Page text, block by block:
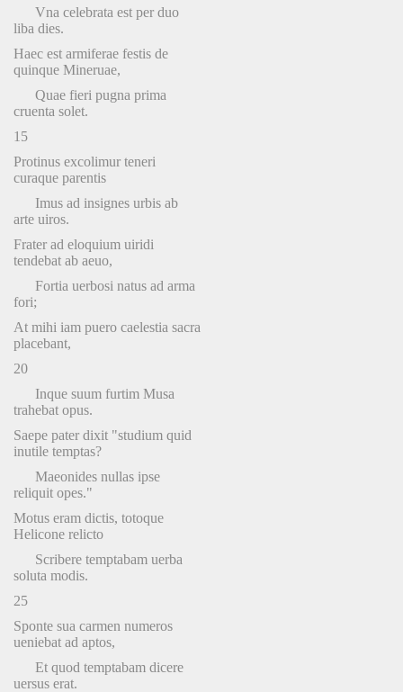
Vna celebrata est per duo
liba dies.
Haec est armiferae festis de
quinque Mineruae,
Quae fieri pugna prima
cruenta solet.
15
Protinus excolimur teneri
curaque parentis
Imus ad insignes urbis ab
arte uiros.
Frater ad eloquium uiridi
tendebat ab aeuo,
Fortia uerbosi natus ad arma
fori;
At mihi iam puero caelestia sacra
placebant,
20
Inque suum furtim Musa
trahebat opus.
Saepe pater dixit "studium quid
inutile temptas?
Maeonides nullas ipse
reliquit opes."
Motus eram dictis, totoque
Helicone relicto
Scribere temptabam uerba
soluta modis.
25
Sponte sua carmen numeros
ueniebat ad aptos,
Et quod temptabam dicere
uersus erat.